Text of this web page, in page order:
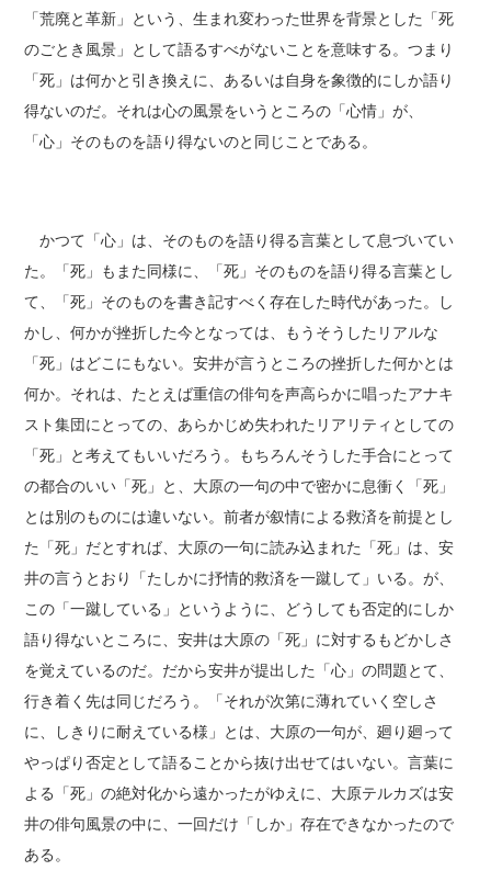
「荒廃と革新」という、生まれ変わった世界を背景とした「死
のごとき風景」として語るすべがないことを意味する。つまり
「死」は何かと引き換えに、あるいは自身を象徴的にしか語り
得ないのだ。それは心の風景をいうところの「心情」が、
「心」そのものを語り得ないのと同じことである。
かつて「心」は、そのものを語り得る言葉として息づいてい
た。「死」もまた同様に、「死」そのものを語り得る言葉とし
て、「死」そのものを書き記すべく存在した時代があった。し
かし、何かが挫折した今となっては、もうそうしたリアルな
「死」はどこにもない。安井が言うところの挫折した何かとは
何か。それは、たとえば重信の俳句を声高らかに唱ったアナキ
スト集団にとっての、あらかじめ失われたリアリティとしての
「死」と考えてもいいだろう。もちろんそうした手合にとって
の都合のいい「死」と、大原の一句の中で密かに息衝く「死」
とは別のものには違いない。前者が叙情による救済を前提とし
た「死」だとすれば、大原の一句に読み込まれた「死」は、安
井の言うとおり「たしかに抒情的救済を一蹴して」いる。が、
この「一蹴している」というように、どうしても否定的にしか
語り得ないところに、安井は大原の「死」に対するもどかしさ
を覚えているのだ。だから安井が提出した「心」の問題とて、
行き着く先は同じだろう。「それが次第に薄れていく空しさ
に、しきりに耐えている様」とは、大原の一句が、廻り廻って
やっぱり否定として語ることから抜け出せてはいない。言葉に
よる「死」の絶対化から遠かったがゆえに、大原テルカズは安
井の俳句風景の中に、一回だけ「しか」存在できなかったので
ある。